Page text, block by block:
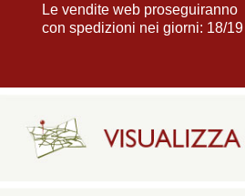
Le vendite web proseguiranno
con spedizioni nei giorni: 18/